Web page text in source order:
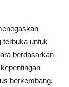
terbuka untuk
berdasarkan
berkembang,